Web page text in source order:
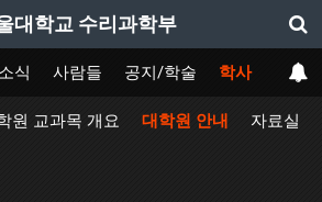
대학교 수리과학부
식 사람들 공지/학술 학사
원 교과목 개요 대학원 안내 자료실